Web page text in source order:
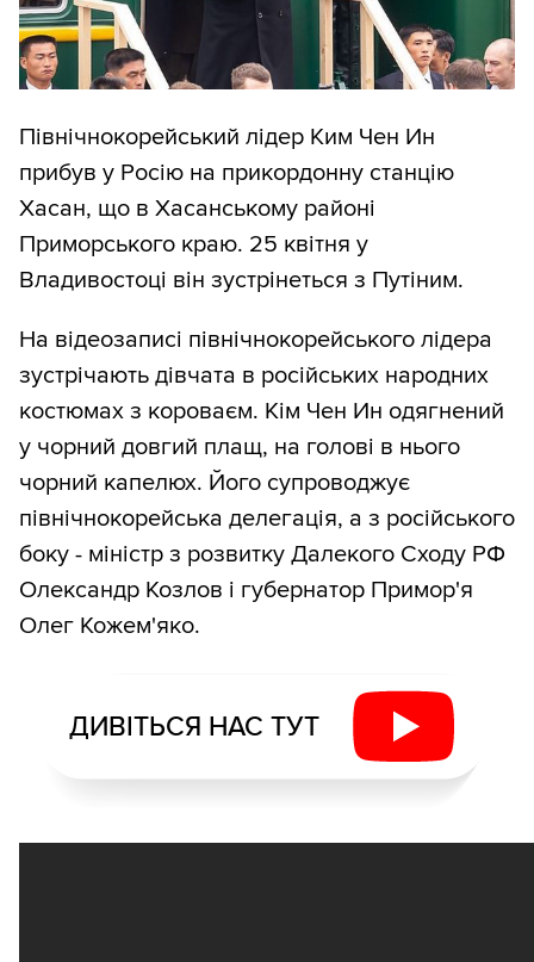
Північнокорейський лідер Ким Чен Ин
прибув у Росію на прикордонну станцію
Хасан, що в Хасанському районі
Приморського краю. 25 квітня у
Владивостоці він зустрінеться з Путіним.
На відеозаписі північнокорейського лідера
зустрічають дівчата в російських народних
костюмах з короваєм. Кім Чен Ин одягнений
у чорний довгий плащ, на голові в нього
чорний капелюх. Його супроводжує
північнокорейська делегація, а з російського
боку - міністр з розвитку Далекого Сходу РФ
Олександр Козлов і губернатор Примор'я
Олег Кожем'яко.
ДИВІТЬСЯ НАС ТУТ